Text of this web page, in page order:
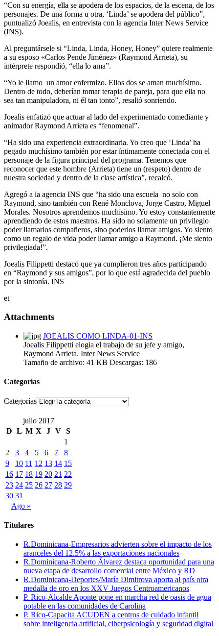
“Con su energía, ella se apodera de los espacios, de la escena, de los
personajes. De una forma u otra, ‘Linda’ se apodera del público”,
puntualizó Joealis, en entrevista con la agencia Inter News Service
(INS).
Al preguntársele si “Linda, Linda, Honey, Honey” quiere realmente
a su esposo «Carlos Pende Jiménez» (Raymond Arrieta), su
intérprete respondió, “ella lo ama”.
“Yo le llamo un amor enfermizo. Ellos dos se aman muchísimo.
Dentro de todo, deberían tomar terapia de pareja, para que ella no
sea tan manipuladora, ni él tan tonto”, resaltó sonriendo.
Joealis enfatizó que actuar al lado del experimentado comediante y
animador Raymond Arrieta es “fenomenal”.
“Ha sido una experiencia extraordinaria. Yo creo que ‘Linda’ ha
pegado muchísimo también por estar íntimamente conectada con el
personaje de la figura principal del programa. Tenemos que
reconocer que este hombre (Arrieta) tiene un (respeto) dentro de
nuestra sociedad y dentro de la clase artística”, recalcó.
Agregó a la agencia INS que “ha sido una escuela no solo con
Raymond, sino también con René Monclova, Jorge Castro, Miguel
Morales. Nosotros aprendemos muchísimo. Yo estoy constantemente
aprendiendo de estos maestros. Ha sido no solamente un privilegio
poder llamarlos compañeros, sino poderlos llamar amigos. Yo siento
como un regalo de vida poder llamar amigo a Raymond. ¡Me siento
privilegiada!”.
Joealis Filippetti destacó que ya cumplieron tres años participando
en “Raymond y sus amigos”, por lo que está agradecida del pueblo
por la sintonía. INS
et
Attachments
JOEALIS COMO LINDA-01-INS
Joealis Filippetti elogia el trabajo de su jefe y amigo,
Raymond Arrieta. Inter News Service
Tamaño de archivo: 41 KB Descargas: 186
Categorías
Categorías
julio 2017
D L M X J V S
1
2
3 4 5 6 7
8
9
10 11 12 13 14 15
16 17 18 19 20 21 22
23 24 25 26 27 28 29
30 31
Ago »
Titulares
R.Dominicana-Empresarios advierten sobre el impacto de los
aranceles del 12.5% a las exportaciones nacionales
R.Dominicana-Roberto Álvarez destaca oportunidad para una
nueva etapa de desarrollo comercial entre México y RD
R.Dominicana-Deportes/María Dimitrova aporta al país otra
medalla de oro en los XXV Juegos Centroamericanos
P. Rico-Alcalde Aponte pone en marcha red de oasis de agua
potable en las comunidades de Carolina
P. Rico-Capacita ACUDEN a centros de cuidado infantil
sobre inteligencia artificial, ciberpsicología y seguridad digital